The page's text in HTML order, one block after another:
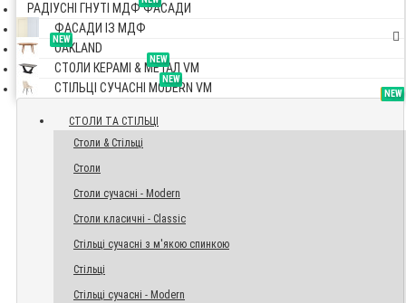
РАДІУСНІ ГНУТІ МДФ ФАСАДИ
ФАСАДИ ІЗ МДФ
NEW
OAKLAND
NEW
СТОЛИ КЕРАМІ & МЕТАЛ VM
NEW
СТІЛЬЦІ СУЧАСНІ MODERN VM TOP
СТОЛИ ТА СТІЛЬЦІ
Столи & Стільці
Столи
Столи сучасні - Modern
Столи класичні - Classic
Стільці сучасні з м'якою спинкою
Стільці
Стільці сучасні - Modern
NEW
NEW
NEW